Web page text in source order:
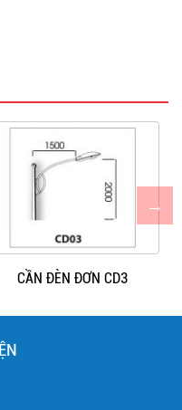
CẦN ĐÈN ĐƠN CD3